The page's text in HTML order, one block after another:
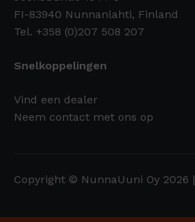
FI-83940 Nunnanlahti, Finland
Tel. +358 (0)207 508 207
Snelkoppelingen
Vind een dealer
Neem contact met ons op
Copyright © NunnaUuni Oy 2026 |